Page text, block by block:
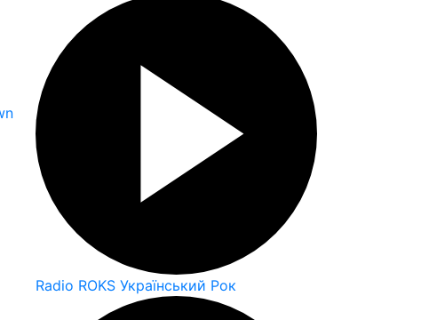
Radio ROKS Український Рок